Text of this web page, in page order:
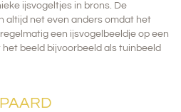
ijsvogeltjes in brons. De
altijd net even anders omdat het
een ijsvogelbeeldje op een
beeld bijvoorbeeld als tuinbeeld